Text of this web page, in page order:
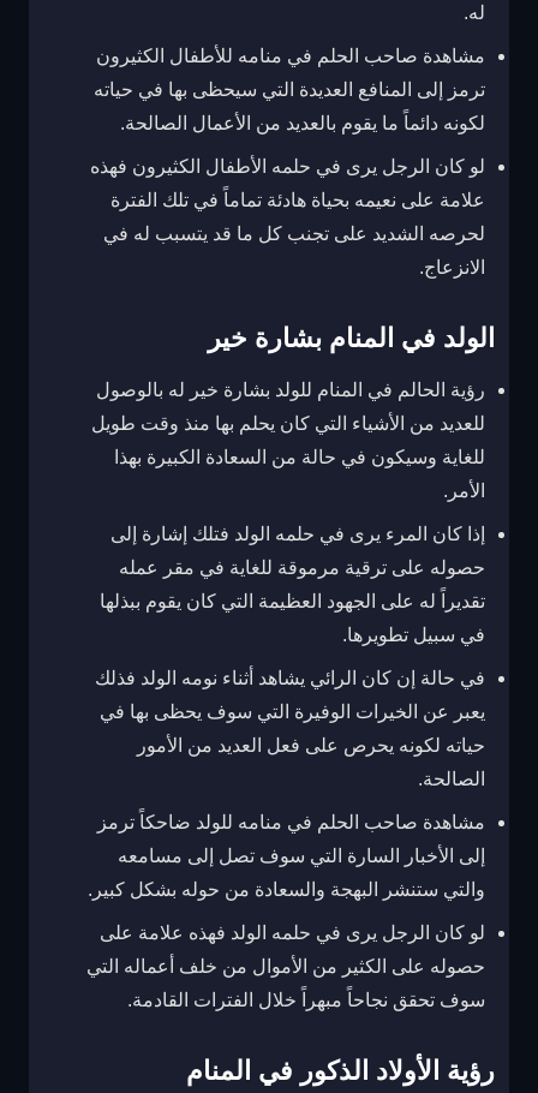
له.
مشاهدة صاحب الحلم في منامه للأطفال الكثيرون
ترمز إلى المنافع العديدة التي سيحظى بها في حياته
لكونه دائماً ما يقوم بالعديد من الأعمال الصالحة.
لو كان الرجل يرى في حلمه الأطفال الكثيرون فهذه
علامة على نعيمه بحياة هادئة تماماً في تلك الفترة
لحرصه الشديد على تجنب كل ما قد يتسبب له في
الانزعاج.
الولد في المنام بشارة خير
رؤية الحالم في المنام للولد بشارة خير له بالوصول
للعديد من الأشياء التي كان يحلم بها منذ وقت طويل
للغاية وسيكون في حالة من السعادة الكبيرة بهذا
الأمر.
إذا كان المرء يرى في حلمه الولد فتلك إشارة إلى
حصوله على ترقية مرموقة للغاية في مقر عمله
تقديراً له على الجهود العظيمة التي كان يقوم ببذلها
في سبيل تطويرها.
في حالة إن كان الرائي يشاهد أثناء نومه الولد فذلك
يعبر عن الخيرات الوفيرة التي سوف يحظى بها في
حياته لكونه يحرص على فعل العديد من الأمور
الصالحة.
مشاهدة صاحب الحلم في منامه للولد ضاحكاً ترمز
إلى الأخبار السارة التي سوف تصل إلى مسامعه
والتي ستنشر البهجة والسعادة من حوله بشكل كبير.
لو كان الرجل يرى في حلمه الولد فهذه علامة على
حصوله على الكثير من الأموال من خلف أعماله التي
سوف تحقق نجاحاً مبهراً خلال الفترات القادمة.
رؤية الأولاد الذكور في المنام